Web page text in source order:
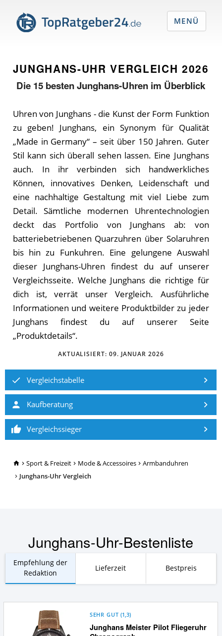
TopRatgeber24.de
Sport & Freizeit Mode & Accessoires
Armbanduhren
Junghans-Uhr Vergleich
JUNGHANS-UHR VERGLEICH 2026
Die 15 besten Junghans-Uhren im Überblick
Uhren von Junghans - die Kunst der Form Funktion
zu geben! Junghans, ein Synonym für Qualität
„Made in Germany“ – seit über 150 Jahren. Guter
Stil kann sich überall sehen lassen. Eine Junghans
auch. In ihr verbinden sich handwerkliches
Können, innovatives Denken, Leidenschaft und
eine nachhaltige Gestaltung mit viel Liebe zum
Detail. Sämtliche modernen Uhrentechnologien
deckt das Portfolio von Junghans ab: von
batteriebetriebenen Quarzuhren über Solaruhren
bis hin zu Funkuhren. Eine gelungene Auswahl
dieser Junghans-Uhren findest du auf unserer
Vergleichsseite. Welche Junghans die rich­ti­ge für
dich ist, ver­rät un­ser Ver­gleich. Ausführliche
Informationen und weitere Produktbilder zu jeder
Junghans findest du auf unserer Seite
„Produktdetails“.
AKTUALISIERT: 09. JANUAR 2026
Vergleichstabelle
Kaufberatung
Vergleichssieger
Junghans-Uhr-Bestenliste
Empfehlung der
Redaktion
Lieferzeit Bestpreis
Junghans Meister Pilot Fliegeruhr
SEHR GUT (1,3)
MENÜ